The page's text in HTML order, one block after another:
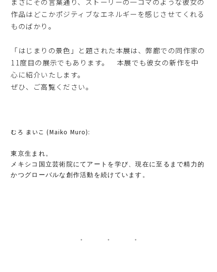
作品はどこかポジティブなエネルギーを感じさせてくれる
ものばかり。
「はじまりの景色」と題された本展は、弊廊での同作家の
11度目の展示でもあります。 本展でも彼女の新作を中
心に紹介いたします。
ぜひ、ご高覧ください。
むろ まいこ (Maiko Muro):
東京生まれ。
メキシコ国立芸術院にてアートを学び、現在に至るまで精力的
かつグローバルな創作活動を続けています。